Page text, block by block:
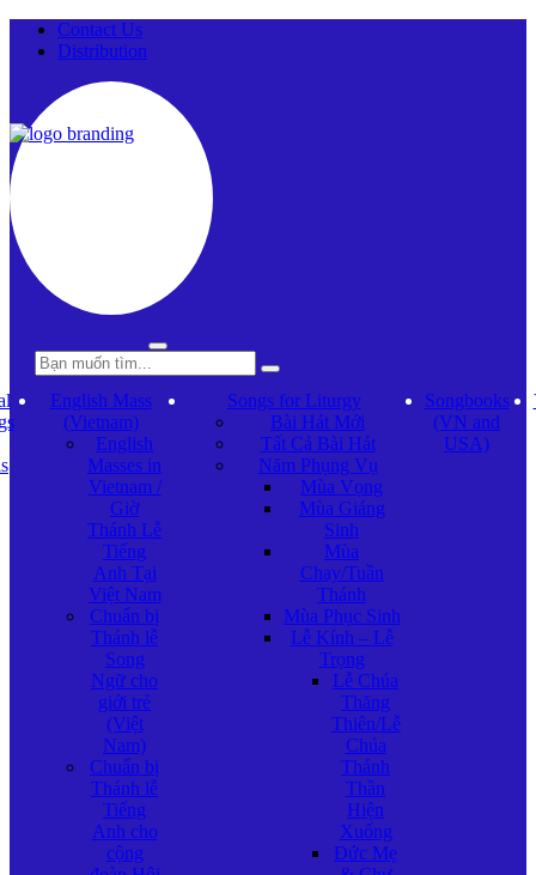
Contact Us
Distribution
English Mass
(Vietnam)
English
Masses in
Vietnam /
Giờ
Thánh Lễ
Tiếng
Anh Tại
Việt Nam
Chuẩn bị
Thánh lễ
Song
Ngữ cho
giới trẻ
(Việt
Nam)
Chuẩn bị
Thánh lễ
Tiếng
Anh cho
cộng
Songs for Liturgy
Bài Hát Mới
Tất Cả Bài Hát
Năm Phụng Vụ
Mùa Vọng
Mùa Giáng
Sinh
Mùa
Chay/Tuần
Thánh
Mùa Phục Sinh
Lễ Kính – Lễ
Trọng
Lễ Chúa
Thăng
Thiên/Lễ
Chúa
Thánh
Thần
Hiện
Xuống
Đức Mẹ
Songbooks
(VN and
USA)